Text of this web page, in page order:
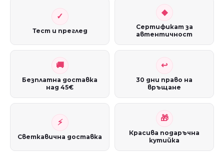
Тест и преглед
Сертификат за
автентичност
Безплатна доставка
над 45€
30 дни право на
връщане
Светкавична доставка
Красива подаръчна
кутийка